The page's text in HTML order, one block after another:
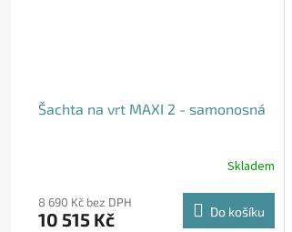
Šachta na vrt MAXI 2 - samonosná
produktu
je
Skladem
8 690 Kč bez DPH
10 515 Kč Do košíku